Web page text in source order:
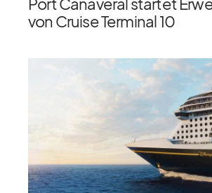
von Cruise Terminal 10